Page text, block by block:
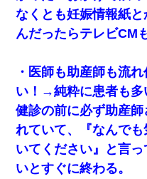
彼女にプロポーズしてOK貰
れて無事婚約破棄・・・
【復讐】義兄嫁「生活費、足
わけないでしょｗｗｗｗ」→
（あまりにも希望通り）
兄の新しい嫁がやらかしすぎ
の幼稚園に来る
妻が亡くなったんだけど正直
なくとも妊娠情報紙
んだったらテレビCM
・医師も助産師も流
い！→純粋に患者も多
健診の前に必ず助産
れていて、『なんで
いてください』と言
いとすぐに終わる。